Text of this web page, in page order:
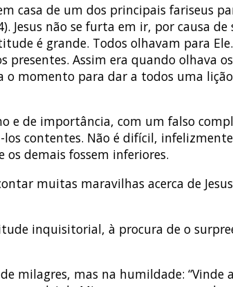
casa de um dos principais fariseus
Jesus não se furta em ir, por causa
é grande. Todos olhavam para
Assim era quando olhava
o momento para dar a todos uma
e de importância, com um falso
contentes. Não é difícil,
demais fossem inferiores.
muitas maravilhas acerca de
inquisitorial, à procura de o
milagres, mas na humildade: